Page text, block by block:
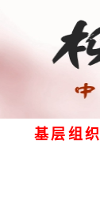
基层组织